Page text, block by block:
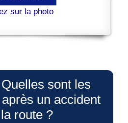
sur la photo
sont les
un accident
route ?